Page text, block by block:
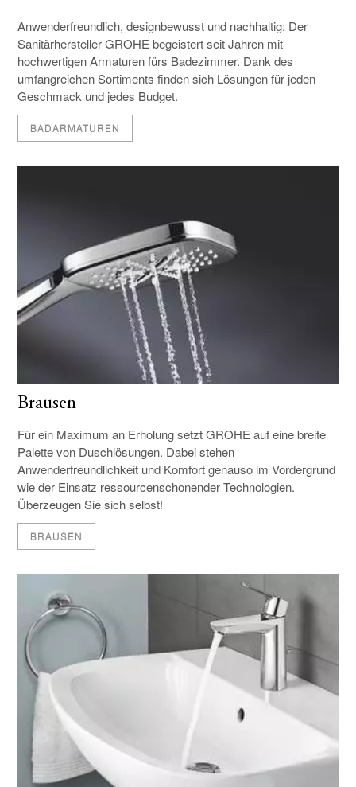
Anwenderfreundlich, designbewusst und nachhaltig: Der
Sanitärhersteller GROHE begeistert seit Jahren mit
hochwertigen Armaturen fürs Badezimmer. Dank des
umfangreichen Sortiments finden sich Lösungen für jeden
Geschmack und jedes Budget.
BADARMATUREN
Brausen
Für ein Maximum an Erholung setzt GROHE auf eine breite
Palette von Duschlösungen. Dabei stehen
Anwenderfreundlichkeit und Komfort genauso im Vordergrund
wie der Einsatz ressourcenschonender Technologien.
Überzeugen Sie sich selbst!
BRAUSEN